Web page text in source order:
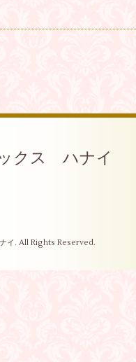
クス ハナイ
イ. All Rights Reserved.